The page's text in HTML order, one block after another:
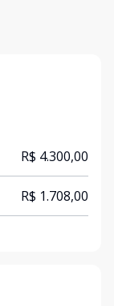
R$ 4.300,00
R$ 1.708,00